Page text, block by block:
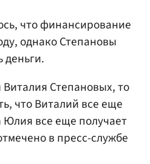
что финансирование
однако Степановы
деньги.
Виталия Степановых, то
что Виталий все еще
Юлия все еще получает
в пресс-службе